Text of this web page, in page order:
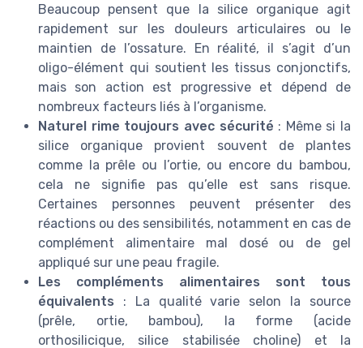
Beaucoup pensent que la silice organique agit
rapidement sur les douleurs articulaires ou le
maintien de l’ossature. En réalité, il s’agit d’un
oligo-élément qui soutient les tissus conjonctifs,
mais son action est progressive et dépend de
nombreux facteurs liés à l’organisme.
Naturel rime toujours avec sécurité : Même si la
silice organique provient souvent de plantes
comme la prêle ou l’ortie, ou encore du bambou,
cela ne signifie pas qu’elle est sans risque.
Certaines personnes peuvent présenter des
réactions ou des sensibilités, notamment en cas de
complément alimentaire mal dosé ou de gel
appliqué sur une peau fragile.
Les compléments alimentaires sont tous
équivalents : La qualité varie selon la source
(prêle, ortie, bambou), la forme (acide
orthosilicique, silice stabilisée choline) et la